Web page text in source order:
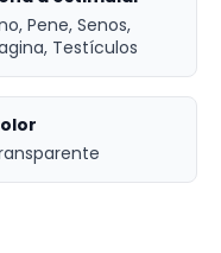
Pene, Senos,
Testículos